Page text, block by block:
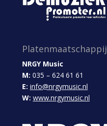
Platenmaatschappij
NRGY Music
M: 035 – 624 61 61
E: info@nrgymusic.nl
W: www.nrgymusic.nl